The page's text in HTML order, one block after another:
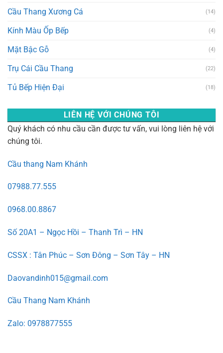
Cầu Thang Xương Cá (14)
Kính Màu Ốp Bếp (4)
Mặt Bậc Gỗ (4)
Trụ Cái Cầu Thang (22)
Tủ Bếp Hiện Đại (18)
LIÊN HỆ VỚI CHÚNG TÔI
Quý khách có nhu cầu cần được tư vấn, vui lòng liên hệ với
chúng tôi.
Cầu thang Nam Khánh
07988.77.555
0968.00.8867
Số 20A1 – Ngọc Hồi – Thanh Trì – HN
CSSX : Tân Phúc – Sơn Đông – Sơn Tây – HN
Daovandinh015@gmail.com
Cầu Thang Nam Khánh
Zalo: 0978877555